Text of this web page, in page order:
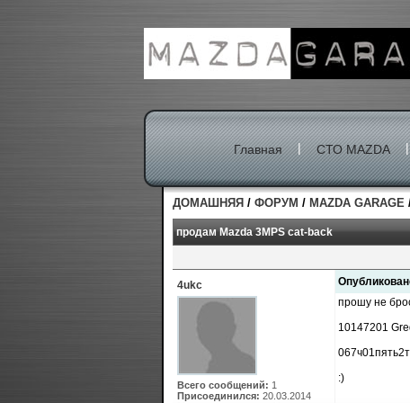
Главная | СТО MAZDA |
ДОМАШНЯЯ / ФОРУМ / MAZDA GARAGE
продам Mazda 3MPS cat-back
4ukc
Всего сообщений: 1
Присоединился: 20.03.2014
прошу не
10147201
:)